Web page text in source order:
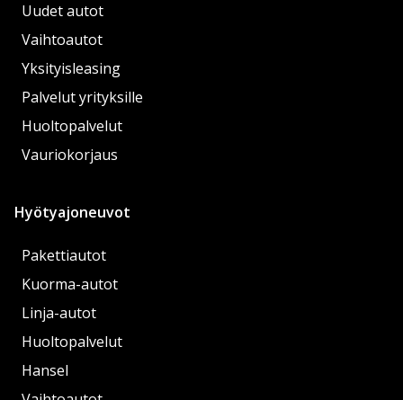
Uudet autot
Vaihtoautot
Yksityisleasing
Palvelut yrityksille
Huoltopalvelut
Vauriokorjaus
Hyötyajoneuvot
Pakettiautot
Kuorma-autot
Linja-autot
Huoltopalvelut
Hansel